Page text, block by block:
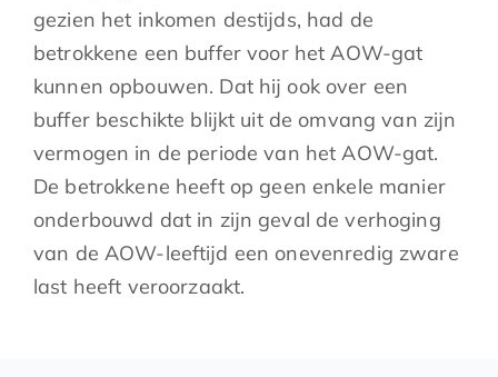
gezien het inkomen destijds, had de
betrokkene een buffer voor het AOW-gat
kunnen opbouwen. Dat hij ook over een
buffer beschikte blijkt uit de omvang van zijn
vermogen in de periode van het AOW-gat.
De betrokkene heeft op geen enkele manier
onderbouwd dat in zijn geval de verhoging
van de AOW-leeftijd een onevenredig zware
last heeft veroorzaakt.